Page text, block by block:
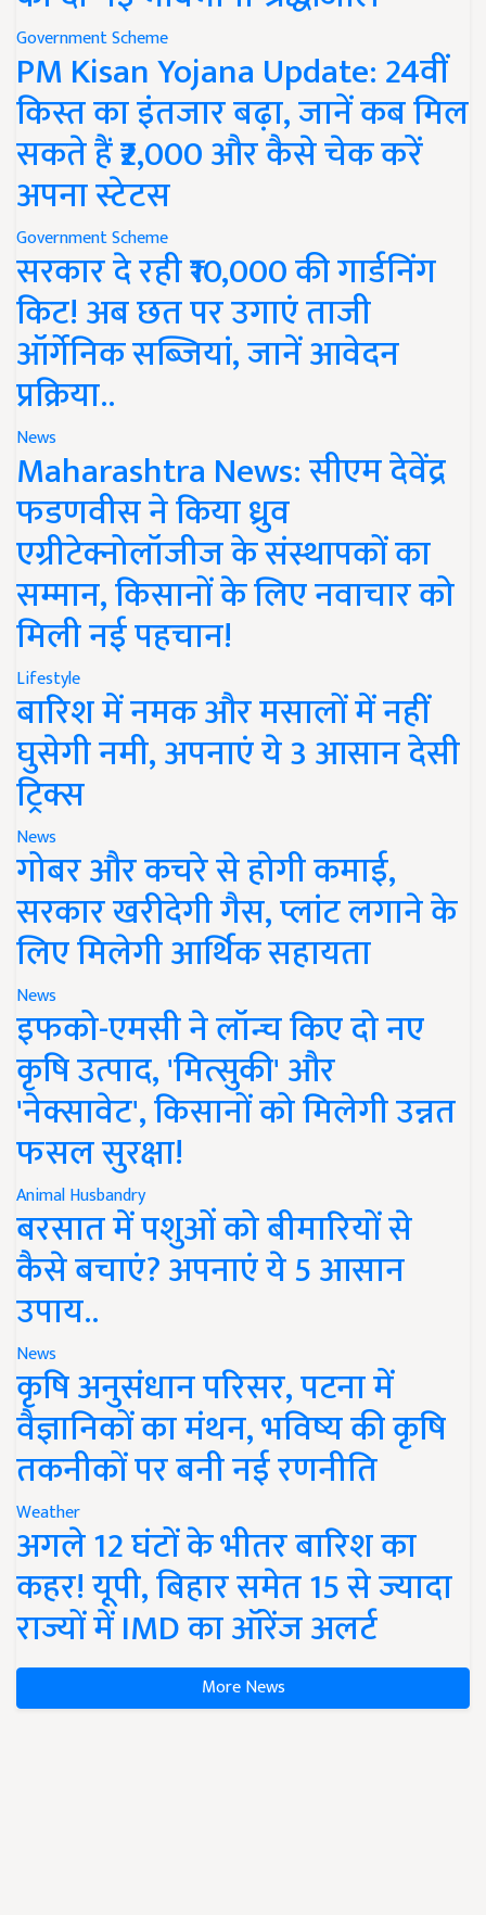
Government Scheme
PM Kisan Yojana Update: 24वीं
किस्त का इंतजार बढ़ा, जानें कब मिल
सकते हैं ₹2,000 और कैसे चेक करें
अपना स्टेटस
Government Scheme
सरकार दे रही ₹10,000 की गार्डनिंग
किट! अब छत पर उगाएं ताजी
ऑर्गेनिक सब्जियां, जानें आवेदन
प्रक्रिया..
News
Maharashtra News: सीएम देवेंद्र
फडणवीस ने किया ध्रुव
एग्रीटेक्नोलॉजीज के संस्थापकों का
सम्मान, किसानों के लिए नवाचार को
मिली नई पहचान!
Lifestyle
बारिश में नमक और मसालों में नहीं
घुसेगी नमी, अपनाएं ये 3 आसान देसी
ट्रिक्स
News
गोबर और कचरे से होगी कमाई,
सरकार खरीदेगी गैस, प्लांट लगाने के
लिए मिलेगी आर्थिक सहायता
News
इफको-एमसी ने लॉन्च किए दो नए
कृषि उत्पाद, 'मित्सुकी' और
'नेक्सावेट', किसानों को मिलेगी उन्नत
फसल सुरक्षा!
Animal Husbandry
बरसात में पशुओं को बीमारियों से
कैसे बचाएं? अपनाएं ये 5 आसान
उपाय..
News
कृषि अनुसंधान परिसर, पटना में
वैज्ञानिकों का मंथन, भविष्य की कृषि
तकनीकों पर बनी नई रणनीति
Weather
अगले 12 घंटों के भीतर बारिश का
कहर! यूपी, बिहार समेत 15 से ज्यादा
राज्यों में IMD का ऑरेंज अलर्ट
More News